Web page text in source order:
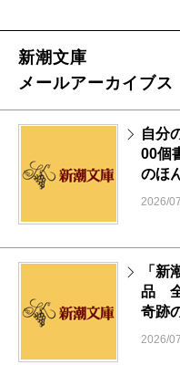
新潮文庫
メールアーカイブス
自分
00個
のほ
2026/
「新
品 全
奇跡
2026/